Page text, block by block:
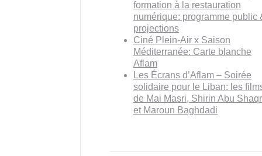
formation à la restauration
numérique: programme public
projections
Ciné Plein-Air x Saison
Méditerranée: Carte blanche
Aflam
Les Écrans d’Aflam – Soirée
solidaire pour le Liban: les
de Mai Masri, Shirin Abu
et Maroun Baghdadi